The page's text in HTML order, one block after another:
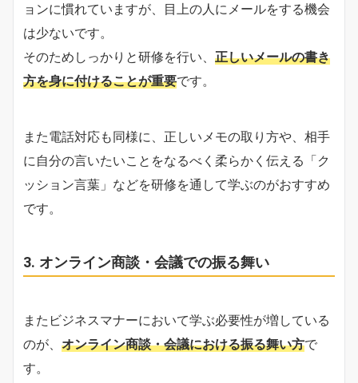
ョンに慣れていますが、目上の人にメールをする機会
は少ないです。
そのためしっかりと研修を行い、 正しいメールの書き
方を身に付けることが重要です。
また電話対応も同様に、正しいメモの取り方や、相手
に自分の言いたいことをなるべく柔らかく伝える「ク
ッション言葉」などを研修を通して学ぶのがおすすめ
です。
3. オンライン商談・会議での振る舞い
またビジネスマナーにおいて学ぶ必要性が増している
のが、 オンライン商談・会議における振る舞い方で
す。